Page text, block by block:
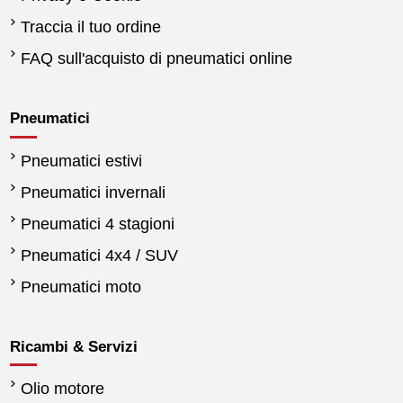
Traccia il tuo ordine
FAQ sull'acquisto di pneumatici online
Pneumatici
Pneumatici estivi
Pneumatici invernali
Pneumatici 4 stagioni
Pneumatici 4x4 / SUV
Pneumatici moto
Ricambi & Servizi
Olio motore